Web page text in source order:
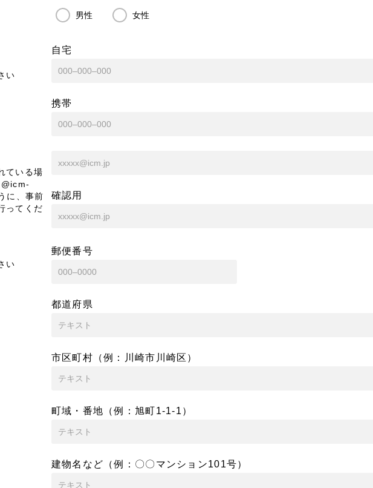
男性 女性
い
自宅
携帯
ている場
に、事前
ってくだ
確認用
い
郵便番号
都道府県
市区町村（例：川崎市川崎区）
町域・番地（例：旭町1-1-1）
建物名など（例：〇〇マンション101号）